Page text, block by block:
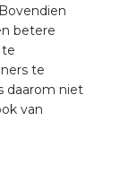
betere
te
daarom niet
van